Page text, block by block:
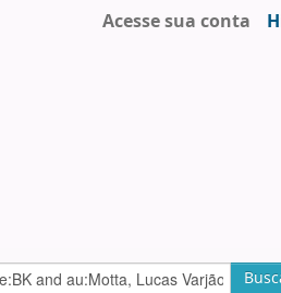
Acesse sua conta